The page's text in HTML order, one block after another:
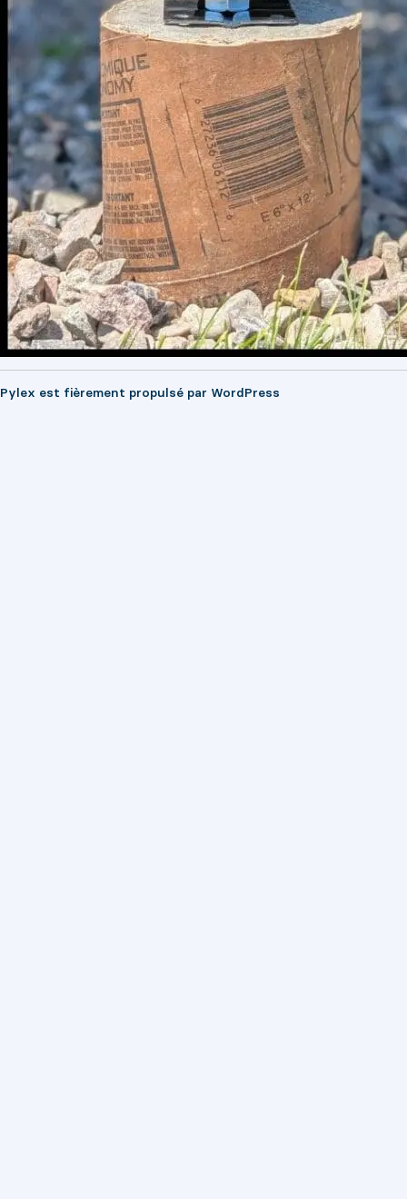
Pylex est fièrement propulsé par WordPress